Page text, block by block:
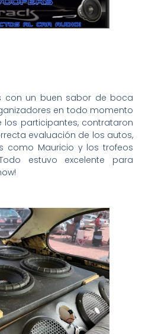
con un buen sabor de boca
en todo momento
los participantes, contrataron
evaluación de los autos,
como Mauricio y los trofeos
estuvo excelente para